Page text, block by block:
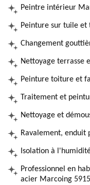
Peintre intérieur
Peinture sur tuile
Changement
Nettoyage terrasse
Peinture toiture et
Traitement et
Nettoyage et
Ravalement, enduit
Isolation à
Professionnel en
acier Marcoing